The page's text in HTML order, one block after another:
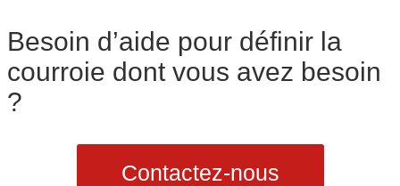
Besoin d’aide pour définir la
courroie dont vous avez besoin
?
Contactez-nous